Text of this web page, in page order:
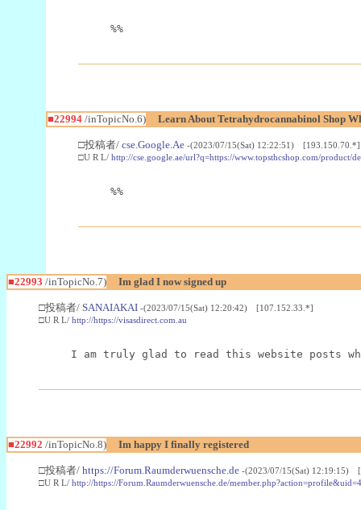
%%
■22994/inTopicNo.6) Learn About Tetrahydrocannabinol Shop
□投稿者/ cse.Google.Ae -(2023/07/15(Sat) 12:22:51) [193.150.70.*]
□U R L/ http://cse.google.ae/url?q=https://www.topsthcshop.com/
%%
■22993 /inTopicNo.7) Im glad I now signed up
□投稿者/ SANAIAKAI -(2023/07/15(Sat) 12:20:42) [107.152.33.*]
□U R L/ http://https://visasdirect.com.au
I am truly glad to read this website posts
■22992 /inTopicNo.8) Im happy I finally registered
□投稿者/ https://Forum.Raumderwuensche.de -(2023/07/15(Sat) 12:19:15)
□U R L/ http://https://Forum.Raumderwuensche.de/